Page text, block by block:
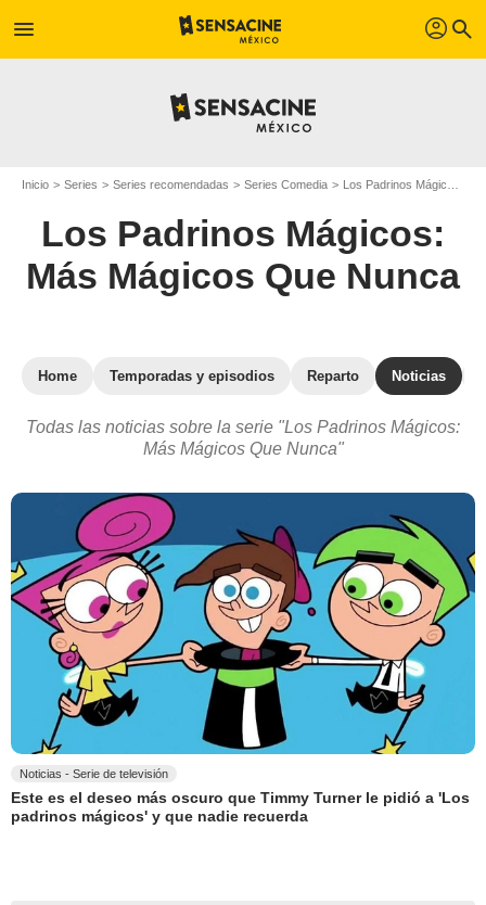
menu profil search
Inicio Series Series recomendadas Series Comedia Los Padrinos Mágicos: Más Mágicos Que Nunca
Los Padrinos Mágicos:
Más Mágicos Que Nunca
Home Temporadas y episodios Reparto Noticias
Todas las noticias sobre la serie "Los Padrinos Mágicos:
Más Mágicos Que Nunca"
Noticias - Serie de televisión
Este es el deseo más oscuro que Timmy Turner le pidió a 'Los
padrinos mágicos' y que nadie recuerda